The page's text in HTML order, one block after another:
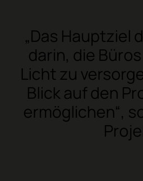
„Das Hauptziel
darin, die
Licht zu
Blick auf den
ermöglichen“,